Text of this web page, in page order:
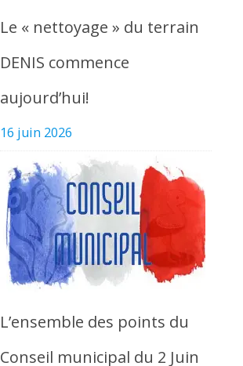
Le « nettoyage » du terrain
DENIS commence
aujourd’hui!
16 juin 2026
L’ensemble des points du
Conseil municipal du 2 Juin